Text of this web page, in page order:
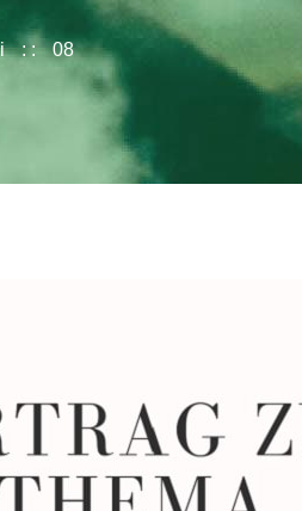
08